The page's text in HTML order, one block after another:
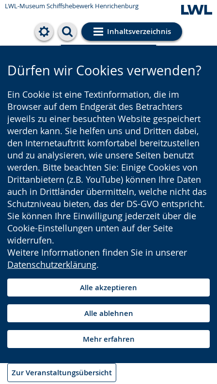
LWL-Museum Schiffshebewerk Henrichenburg
Inhaltsverzeichnis
Cookie-Einstellungen
Dürfen wir Cookies verwenden?
Ein Cookie ist eine Textinformation, die im
Browser auf dem Endgerät des Betrachters
jeweils zu einer besuchten Website gespeichert
werden kann. Sie helfen uns und Dritten dabei,
den Internetauftritt komfortabel bereitzustellen
und zu analysieren, wie unsere Seiten benutzt
werden. Bitte beachten Sie: Einige Cookies von
Drittanbietern (z.B. YouTube) können Ihre Daten
auch in Drittländer übermitteln, welche nicht das
Schutzniveau bieten, das der DS-GVO entspricht.
Sie können Ihre Einwilligung jederzeit über die
Cookie-Einstellungen unten auf der Seite
widerrufen.
Weitere Informationen finden Sie in unserer
Datenschutzerklärung.
Alle akzeptieren
Alle ablehnen
Mehr erfahren
Zur Veranstaltungsübersicht